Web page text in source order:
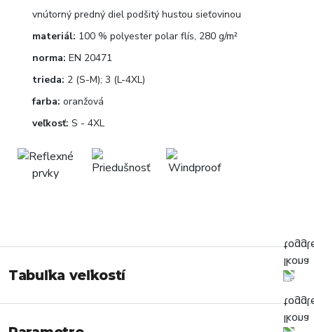
vnútorný predný diel podšitý hustou sieťovinou
materiál: 100 % polyester polar flís, 280 g/m²
norma: EN 20471
trieda: 2 (S-M); 3 (L-4XL)
farba: oranžová
veľkosť: S - 4XL
Tabuľka veľkostí